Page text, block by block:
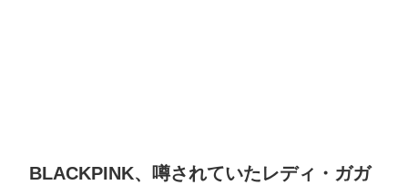
BLACKPINK、噂されていたレディ・ガガ